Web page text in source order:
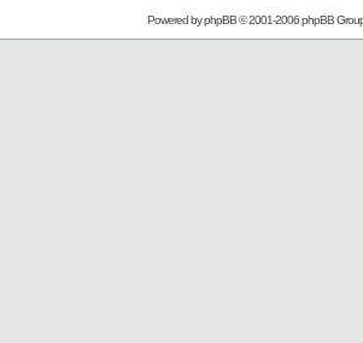
Powered byphpBB© 2001-2006 phpBB